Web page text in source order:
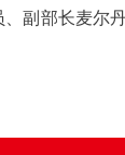
部长麦尔丹